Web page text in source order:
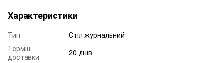
Характеристики
Тип
Стіл журнальний
Термін
доставки
20 днів